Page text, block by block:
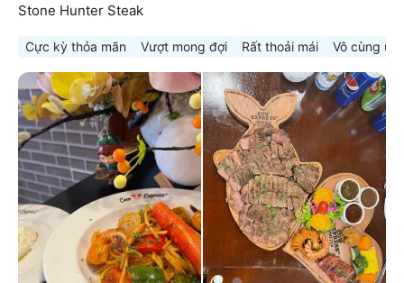
Stone Hunter Steak
Cực kỳ thỏa mãn Vượt mong đợi Rất thoải mái Vô cùng